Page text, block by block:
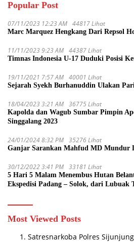
Popular Post
07/11/2023 12:23 AM 44817 Lihat
Marc Marquez Hengkang Dari Repsol
11/11/2023 9:23 AM 44387 Lihat
Timnas Indonesia U-17 Duduki Posisi
19/11/2021 7:57 AM 40001 Lihat
Sejarah Syekh Burhanuddin Ulakan
18/04/2023 3:21 AM 36775 Lihat
Kapolda dan Wagub Sumbar Pimpin
Singgalang 2023
24/01/2024 8:32 PM 35276 Lihat
Ganjar Sarankan Mahfud MD Mundur
30/12/2022 3:41 PM 33181 Lihat
5 Hari 5 Malam Menembus Hutan
Ekspedisi Padang – Solok, dari
Most Viewed Posts
Satresnarkoba Polres